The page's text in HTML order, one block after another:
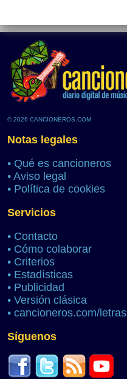
© 2026 CANCIONEROS.COM
Notas legales
• Qué es cancioneros
• Aviso legal
• Política de cookies
Servicios
• Contacto
• Cómo colaborar
• Criterios
• Estadísticas
• Publicidad
• Versión clásica
• cancioneros.com/letras
Síguenos